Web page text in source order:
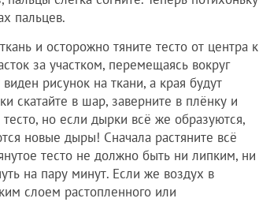
пальцев.
и осторожно тяните тесто от центра к
за участком, перемещаясь вокруг
рисунок на ткани, а края будут
скатайте в шар, заверните в плёнку и
но если дырки всё же образуются,
новые дыры! Сначала растяните всё
тесто не должно быть ни липким, ни
на пару минут. Если же воздух в
слоем растопленного или